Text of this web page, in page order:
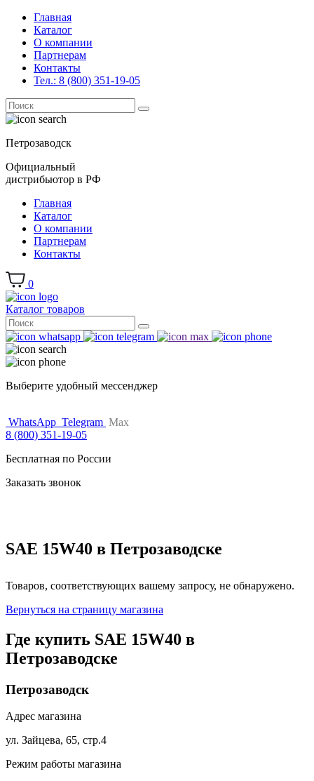
Главная
Каталог
О компании
Партнерам
Контакты
Тел.: 8 (800) 351-19-05
Поиск
for:
Петрозаводск
Официальный
дистрибьютор в РФ
Главная
Каталог
О компании
Партнерам
Контакты
0
Каталог товаров
Поиск
for:
Выберите удобный мессенджер
WhatsApp Telegram Max
8 (800) 351-19-05
Бесплатная по России
Заказать звонок
SAE 15W40 в Петрозаводске
Товаров, соответствующих вашему запросу, не обнаружено.
Вернуться на страницу магазина
Где купить SAE 15W40 в
Петрозаводске
Петрозаводск
Адрес магазина
ул. Зайцева, 65, стр.4
Режим работы магазина